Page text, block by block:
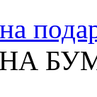
НА